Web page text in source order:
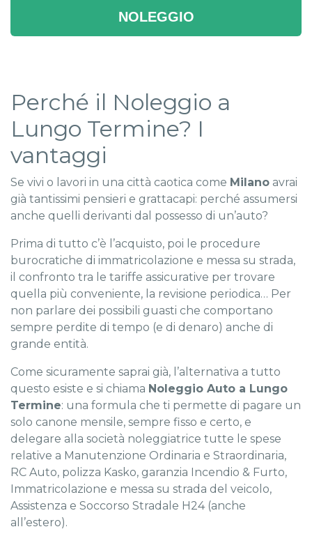
NOLEGGIO
Perché il Noleggio a
Lungo Termine? I
vantaggi
Se vivi o lavori in una città caotica come Milano avrai
già tantissimi pensieri e grattacapi: perché assumersi
anche quelli derivanti dal possesso di un’auto?
Prima di tutto c’è l’acquisto, poi le procedure
burocratiche di immatricolazione e messa su strada,
il confronto tra le tariffe assicurative per trovare
quella più conveniente, la revisione periodica… Per
non parlare dei possibili guasti che comportano
sempre perdite di tempo (e di denaro) anche di
grande entità.
Come sicuramente saprai già, l’alternativa a tutto
questo esiste e si chiama Noleggio Auto a Lungo
Termine: una formula che ti permette di pagare un
solo canone mensile, sempre fisso e certo, e
delegare alla società noleggiatrice tutte le spese
relative a Manutenzione Ordinaria e Straordinaria,
RC Auto, polizza Kasko, garanzia Incendio & Furto,
Immatricolazione e messa su strada del veicolo,
Assistenza e Soccorso Stradale H24 (anche
all’estero).